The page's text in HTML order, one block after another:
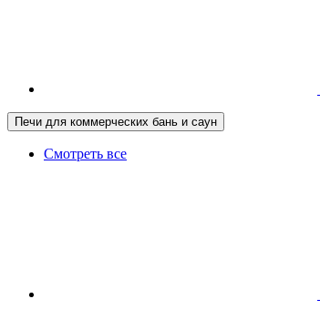
Печи для коммерческих бань и саун
Смотреть все